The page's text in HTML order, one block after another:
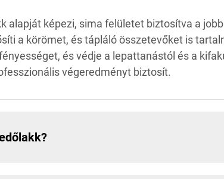
alapját képezi, sima felületet biztosítva a
a körömet, és tápláló összetevőket is
és védje a lepattanástól és a
végeredményt biztosít.